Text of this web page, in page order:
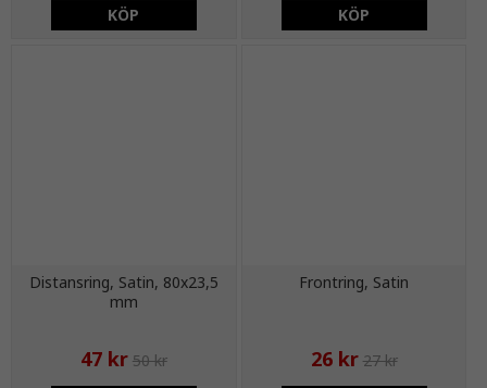
KÖP
KÖP
Distansring, Satin, 80x23,5
mm
47 kr 50 kr
Frontring, Satin
26 kr 27 kr